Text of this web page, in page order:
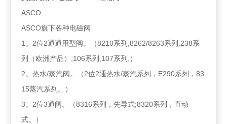
ASCO
ASCO旗下各种电磁阀
1。2位2通通用型阀。（8210系列,8262/8263系列,238系
列（欧洲产品）,106系列,107系列.）
2。热水/蒸汽阀。（2位2通热水/蒸汽系列，E290系列，83
15蒸汽系列。）
3。2位3通阀。（8316系列，先导式;8320系列，直动
式。）